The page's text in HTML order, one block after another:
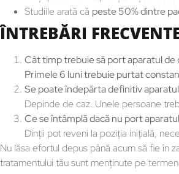
Studiile arată că peste 50% dintre
ÎNTREBĂRI
Cât timp trebuie să port aparatul
Primele 6 luni trebuie purtat
Se poate îndepărta definitiv
Depinde de caz. Unele persoane
Ce se întâmplă dacă nu port
Dinţii pot reveni la poziţia iniţială,
Nu lăsa efortul depus până acum să fie în
tratamentului tău sunt menținute pe